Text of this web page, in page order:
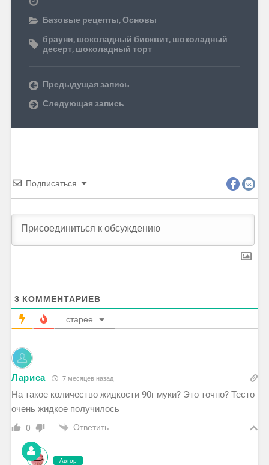
Базовые рецепты,Основы
брауни, шоколадный бисквит, шоколадный
десерт, шоколадный торт
Предыдущая запись
Следующая запись
Подписаться
3 КОММЕНТАРИЕВ
старее
Лариса 7 месяцев назад
На такое количество жидкости 90г муки? Это точно? Тесто
очень жидкое получилось
0 Ответить
Автор